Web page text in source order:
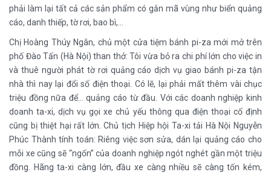
phải làm lại tất cả các sản phẩm có gắn mã vùng như biển quảng
cáo, danh thiếp, tờ rơi, bao bì,…
Chị Hoàng Thúy Ngân, chủ một cửa tiệm bánh pi-za mới mở trên
phố Đào Tấn (Hà Nội) than thở: Tôi vừa bỏ ra chi phí lớn cho việc in
và thuê người phát tờ rơi quảng cáo dịch vụ giao bánh pi-za tận
nhà thì nay lại đổi số điện thoại. Có lẽ, lại phải mất thêm vài chục
triệu đồng nữa để… quảng cáo từ đầu. Với các doanh nghiệp kinh
doanh ta-xi, dịch vụ gọi xe chủ yếu thông qua điện thoại cố định
cũng bị thiệt hại rất lớn. Chủ tịch Hiệp hội Ta-xi tải Hà Nội Nguyễn
Phúc Thành tính toán: Riêng việc sơn sửa, dán lại quảng cáo cho
mỗi xe cũng sẽ “ngốn” của doanh nghiệp ngót nghét gần một triệu
đồng. Hãng ta-xi càng lớn, đầu xe càng nhiều sẽ càng tốn kém,